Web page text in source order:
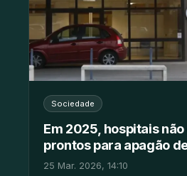
Sociedade
Em 2025, hospitais
prontos para apagão
25 Mar. 2026, 14:10